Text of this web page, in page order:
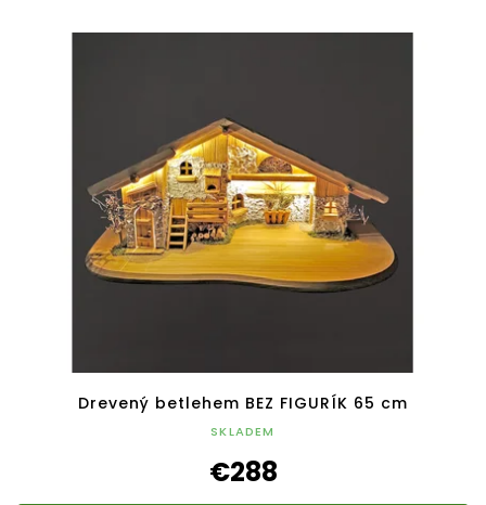
Drevený betlehem BEZ FIGURÍK 65 cm
SKLADEM
€288